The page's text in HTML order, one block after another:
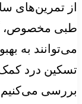
از تمرین‌های
طبی مخصوص،
می‌توانند به
تسکین درد کمک
بررسی می‌کنیم